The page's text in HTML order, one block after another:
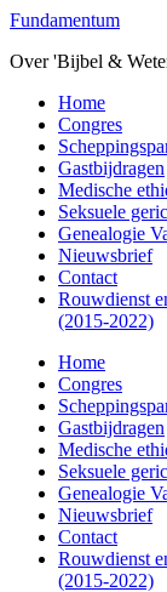
Overslaan
de
inhoud
Fundamentum
Over 'Bijbel &
Toggle
mobiel
menu
Home
Congres
Gastbijdragen
Medische
Seksuele
Genealogie
Nieuwsbrief
Contact
Rouwdienst
(2015-2022)
Home
Congres
Gastbijdragen
Medische
Seksuele
Genealogie
Nieuwsbrief
Contact
Rouwdienst
(2015-2022)